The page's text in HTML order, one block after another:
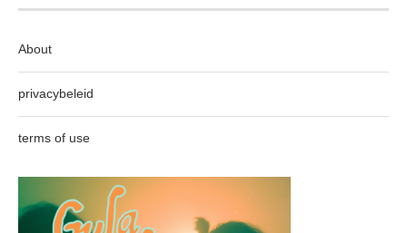
About
privacybeleid
terms of use